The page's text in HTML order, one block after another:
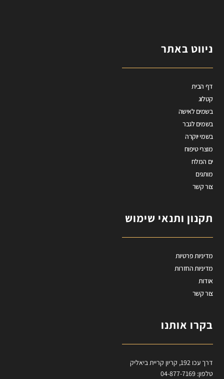
ניווט באתר
דף הבית
קטלוג
בשמים לאישה
בשמים לגבר
בשמי יוקרה
מוצרי טיפוח
ים המלח
מותגים
צור קשר
תקנון ותנאי שימוש
מדיניות פרטיות
מדיניות החזרות
אודות
צור קשר
בקרו אותנו
דרך עכו 192, קריון קריית ביאליק
טלפון: 04-877-7169